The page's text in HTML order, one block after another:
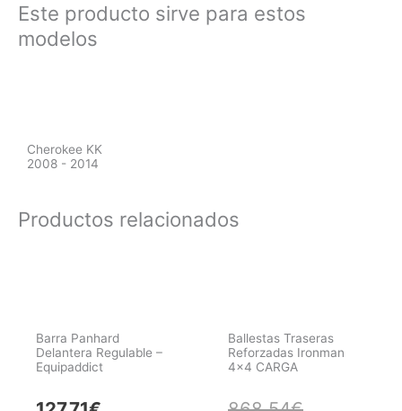
Este producto sirve para estos
modelos
Cherokee KK
2008 - 2014
Productos relacionados
Barra Panhard
Delantera Regulable –
Equipaddict
Ballestas Traseras
Reforzadas Ironman
4×4 CARGA